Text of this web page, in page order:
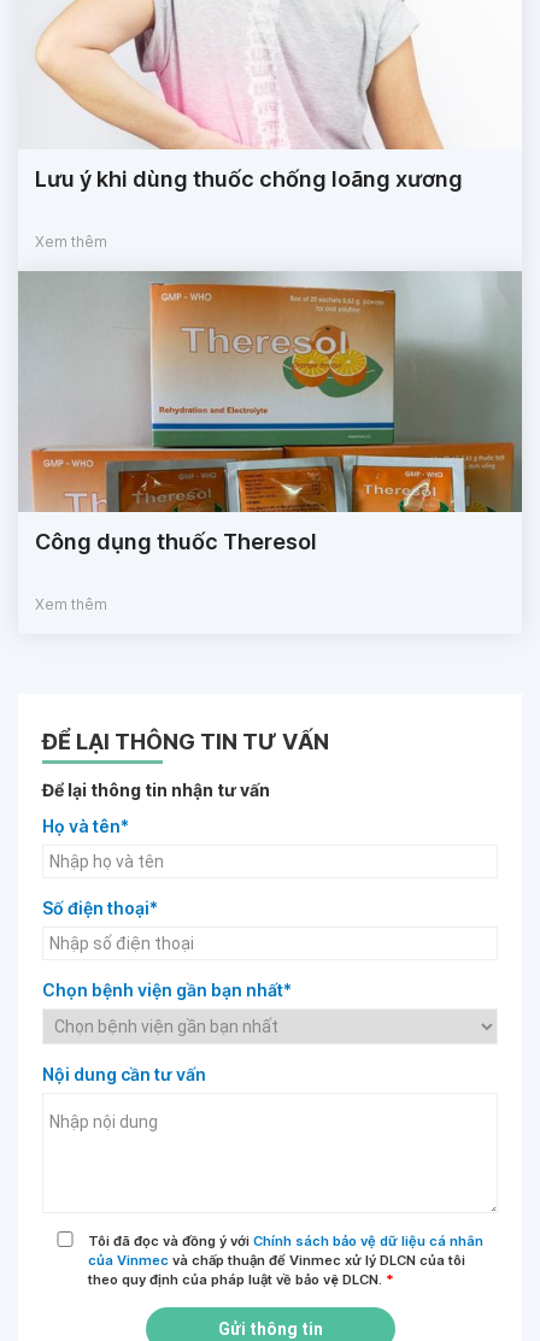
Lưu ý khi dùng thuốc chống loãng xương
Xem thêm
Công dụng thuốc Theresol
Xem thêm
ĐỂ LẠI THÔNG TIN TƯ VẤN
Để lại thông tin nhận tư vấn
Họ và tên*
Số điện thoại*
Chọn bệnh viện gần bạn nhất*
Nội dung cần tư vấn
Tôi đã đọc và đồng ý với Chính sách bảo vệ dữ liệu cá nhân
của Vinmec và chấp thuận để Vinmec xử lý DLCN của tôi
theo quy định của pháp luật về bảo vệ DLCN. *
Gửi thông tin